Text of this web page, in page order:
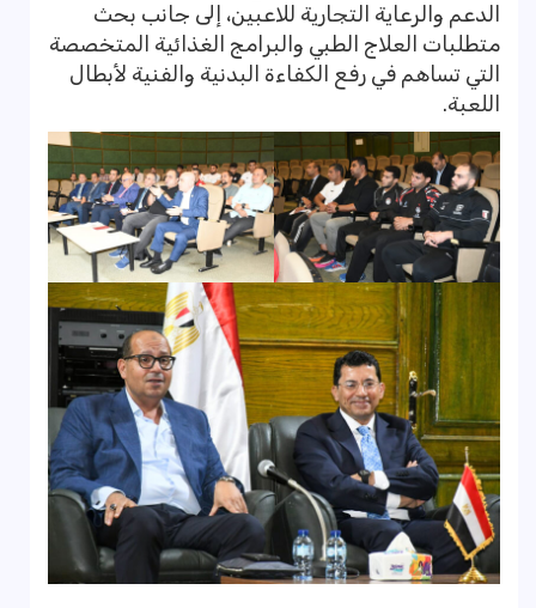
الدعم والرعاية التجارية للاعبين، إلى جانب بحث
متطلبات العلاج الطبي والبرامج الغذائية المتخصصة
التي تساهم في رفع الكفاءة البدنية والفنية لأبطال
اللعبة.